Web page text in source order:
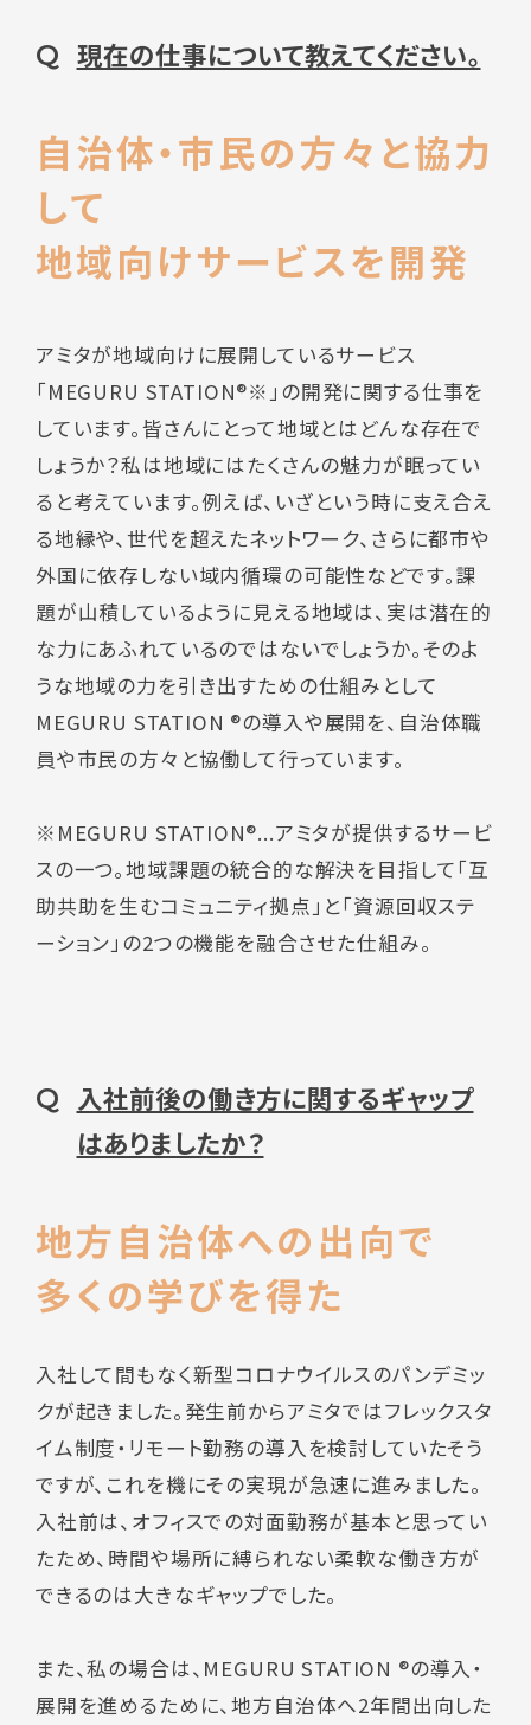
Q 現在の仕事について教えてください。
自治体・市民の方々と協力
して
地域向けサービスを開発
アミタが地域向けに展開しているサービス
「MEGURU STATION®※」の開発に関する仕事を
しています。皆さんにとって地域とはどんな存在で
しょうか？私は地域にはたくさんの魅力が眠ってい
ると考えています。例えば、いざという時に支え合え
る地縁や、世代を超えたネットワーク、さらに都市や
外国に依存しない域内循環の可能性などです。課
題が山積しているように見える地域は、実は潜在的
な力にあふれているのではないでしょうか。そのよ
うな地域の力を引き出すための仕組みとして
MEGURU STATION ®の導入や展開を、自治体職
員や市民の方々と協働して行っています。
※MEGURU STATION®...アミタが提供するサービ
スの一つ。地域課題の統合的な解決を目指して「互
助共助を生むコミュニティ拠点」と「資源回収ステ
ーション」の2つの機能を融合させた仕組み。
Q
入社前後の働き方に関するギャップ
はありましたか？
地方自治体への出向で
多くの学びを得た
入社して間もなく新型コロナウイルスのパンデミッ
クが起きました。発生前からアミタではフレックスタ
イム制度・リモート勤務の導入を検討していたそう
ですが、これを機にその実現が急速に進みました。
入社前は、オフィスでの対面勤務が基本と思ってい
たため、時間や場所に縛られない柔軟な働き方が
できるのは大きなギャップでした。
また、私の場合は、MEGURU STATION ®の導入・
展開を進めるために、地方自治体へ2年間出向した